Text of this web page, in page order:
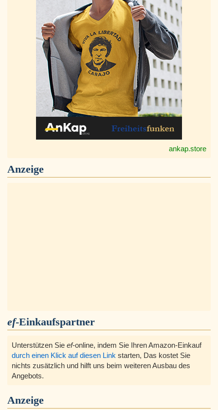
ankap.store
Anzeige
ef-Einkaufspartner
Unterstützen Sie ef-online, indem Sie Ihren Amazon-Einkauf
durch einen Klick auf diesen Link starten, Das kostet Sie
nichts zusätzlich und hilft uns beim weiteren Ausbau des
Angebots.
Anzeige